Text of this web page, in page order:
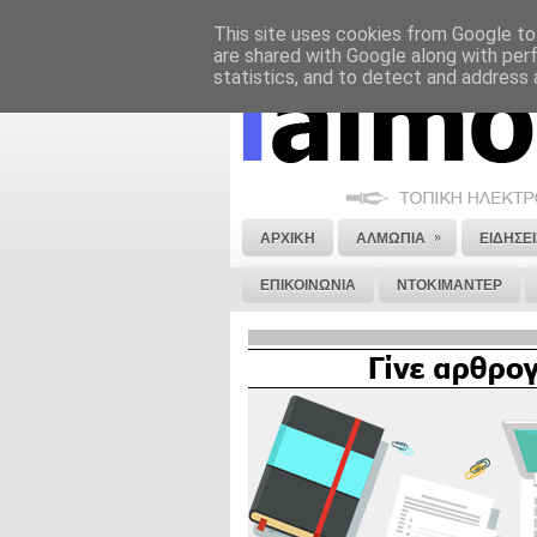
ΝΟΜΙΚΗ ΣΗΜΕΙΩΣΗ ΔΙΑΦΗΜΙΣΗ
ΑΡΧΙΚΗ ΑΛΜΩΠΙΑ »
ΕΠΙΚΟΙΝΩΝΙΑ ΝΤΟΚΙΜΑΝΤΕΡ
This site uses cookies from Google
are shared with Google along with
statistics, and to detect and address